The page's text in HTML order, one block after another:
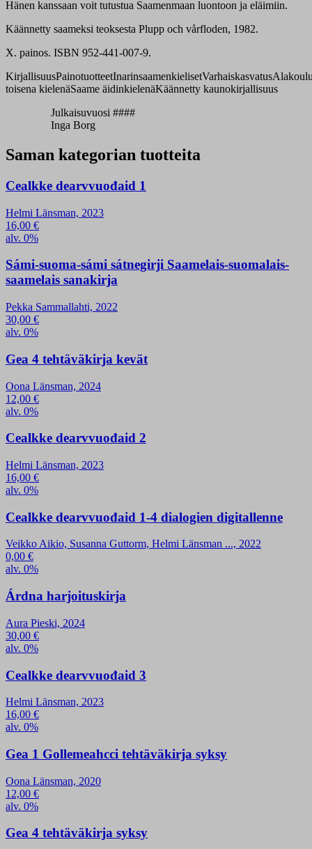
Hänen kanssaan voit tutustua Saamenmaan luontoon ja eläimiin.
Käännetty saameksi teoksesta Plupp och vårfloden, 1982.
X. painos. ISBN 952-441-007-9.
KirjallisuusPainotuotteetInarinsaamenkielisetVarhaiskasvatus
toisena kielenäSaame äidinkielenäKäännetty kaunokirjallisuus
Julkaisuvuosi ####
Inga Borg
Saman kategorian tuotteita
Cealkke dearvvuođaid 1
Helmi Länsman, 2023
16,00 €
alv. 0%
Sámi-suoma-sámi sátnegirji Saamelais-suomalais-
saamelais sanakirja
Pekka Sammallahti, 2022
30,00 €
alv. 0%
Gea 4 tehtäväkirja kevät
Oona Länsman, 2024
12,00 €
alv. 0%
Cealkke dearvvuođaid 2
Helmi Länsman, 2023
16,00 €
alv. 0%
Cealkke dearvvuođaid 1-4 dialogien digitallenne
Veikko Aikio, Susanna Guttorm, Helmi Länsman ..., 2022
0,00 €
alv. 0%
Árdna harjoituskirja
Aura Pieski, 2024
30,00 €
alv. 0%
Cealkke dearvvuođaid 3
Helmi Länsman, 2023
16,00 €
alv. 0%
Gea 1 Gollemeahcci tehtäväkirja syksy
Oona Länsman, 2020
12,00 €
alv. 0%
Gea 4 tehtäväkirja syksy